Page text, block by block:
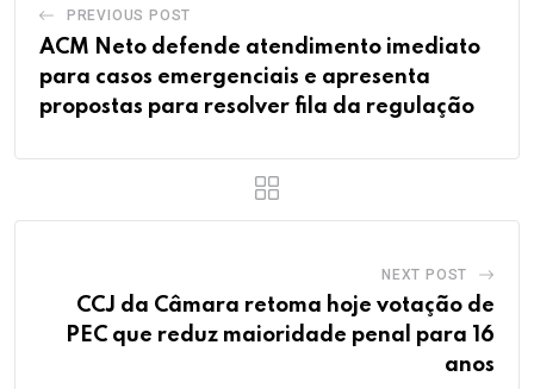
PREVIOUS POST
ACM Neto defende atendimento imediato
para casos emergenciais e apresenta
propostas para resolver fila da regulação
NEXT POST
CCJ da Câmara retoma hoje votação de
PEC que reduz maioridade penal para 16
anos